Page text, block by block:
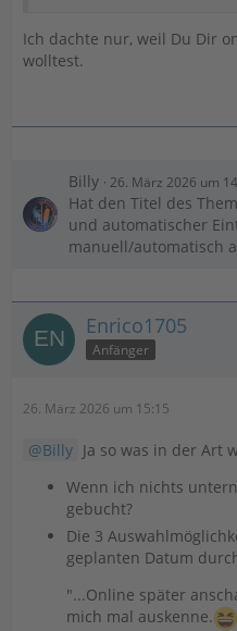
Ich dachte nur, weil Du Dir
wolltest.
Billy 26. März 2026 um
Hat den Titel des
und automatischer
manuell/automatisch
Enrico1705
Anfänger
26. März 2026 um 15:15
Billy Ja so was in der Art
Wenn ich nichts
gebucht?
Die 3
geplanten Datum
"...Online später
mich mal auskenne.